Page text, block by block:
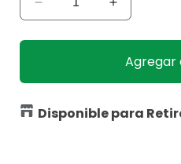
Reducir
cantidad
para
Desparasitante
Perros
Aumentar
cantidad
para
Perros
de
Agregar
Disponible para